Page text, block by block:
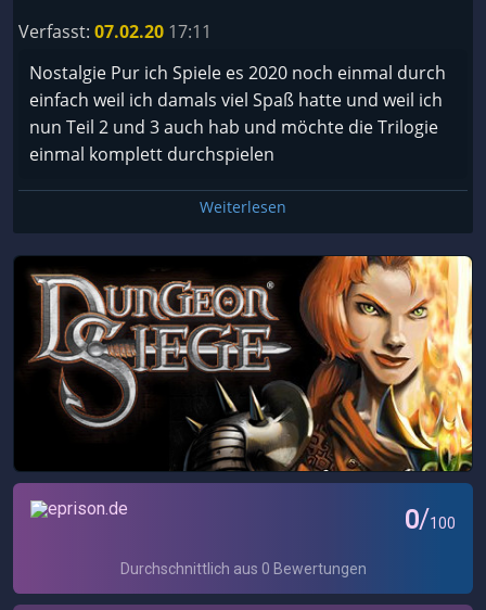
Verfasst: 07.02.20 17:11
Nostalgie Pur ich Spiele es 2020 noch einmal durch
einfach weil ich damals viel Spaß hatte und weil ich
nun Teil 2 und 3 auch hab und möchte die Trilogie
einmal komplett durchspielen
Weiterlesen